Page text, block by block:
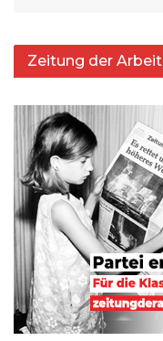
Zeitung der Arbeit